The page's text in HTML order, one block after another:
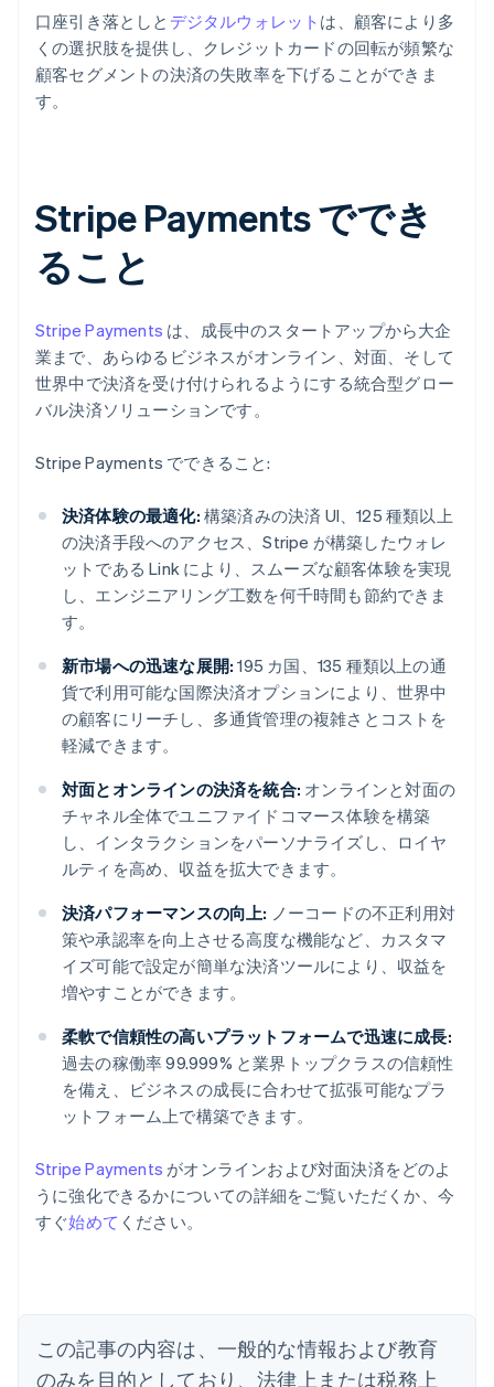
口座引き落としと デジタルウォレット は、顧客により多
くの選択肢を提供し、クレジットカードの回転が頻繁な
顧客セグメントの決済の失敗率を下げることができま
す。
Stripe Payments ででき
ること
Stripe Payments は、成長中のスタートアップから大企
業まで、あらゆるビジネスがオンライン、対面、そして
世界中で決済を受け付けられるようにする統合型グロー
バル決済ソリューションです。
Stripe Payments でできること:
決済体験の最適化: 構築済みの決済 UI、125 種類以上
の決済手段へのアクセス、Stripe が構築したウォレ
ットである Link により、スムーズな顧客体験を実現
し、エンジニアリング工数を何千時間も節約できま
す。
新市場への迅速な展開: 195 カ国、135 種類以上の通
貨で利用可能な国際決済オプションにより、世界中
の顧客にリーチし、多通貨管理の複雑さとコストを
軽減できます。
対面とオンラインの決済を統合: オンラインと対面の
チャネル全体でユニファイドコマース体験を構築
し、インタラクションをパーソナライズし、ロイヤ
ルティを高め、収益を拡大できます。
決済パフォーマンスの向上: ノーコードの不正利用対
策や承認率を向上させる高度な機能など、カスタマ
イズ可能で設定が簡単な決済ツールにより、収益を
増やすことができます。
柔軟で信頼性の高いプラットフォームで迅速に成長:
過去の稼働率 99.999% と業界トップクラスの信頼性
を備え、ビジネスの成長に合わせて拡張可能なプラ
ットフォーム上で構築できます。
Stripe Payments がオンラインおよび対面決済をどのよ
うに強化できるかについての詳細をご覧いただくか、今
すぐ始めて ください。
この記事の内容は、一般的な情報および教育
のみを目的としており、法律上または税務上
アイルランド
English
English
イギリス
English